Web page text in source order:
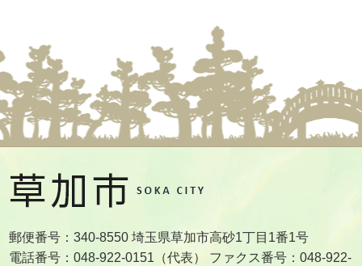
郵便番号：340-8550 埼玉県草加市高砂1丁目1番1号
電話番号：048-922-0151（代表） ファクス番号：048-922-